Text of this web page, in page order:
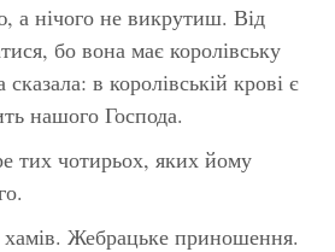
а нічого не викрутиш. Від
бо вона має королівську
в королівській крові є
нашого Господа.
тих чотирьох, яких йому
Жебрацьке приношення.